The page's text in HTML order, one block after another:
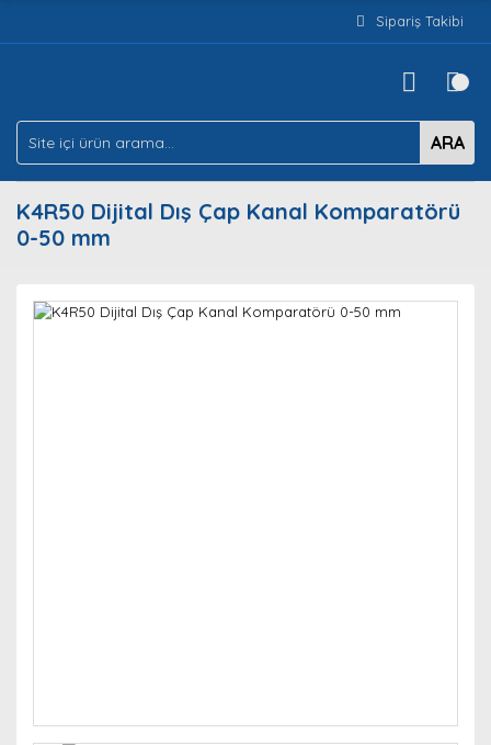
Sipariş Takibi
ARA
K4R50 Dijital Dış Çap Kanal Komparatörü
0-50 mm